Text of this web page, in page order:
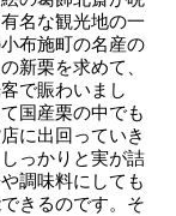
名な観光地の一
布施町の名産の
新栗を求めて、
で賑わいまし
国産栗の中でも
に出回っていき
っかりと実が詰
調味料にしても
きるのです。そ